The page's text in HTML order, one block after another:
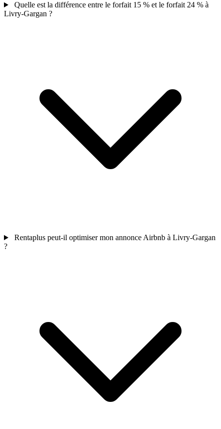
Quelle est la différence entre le forfait 15 % et le forfait 24 % à
Livry-Gargan ?
Rentaplus peut-il optimiser mon annonce Airbnb à Livry-Gargan
?